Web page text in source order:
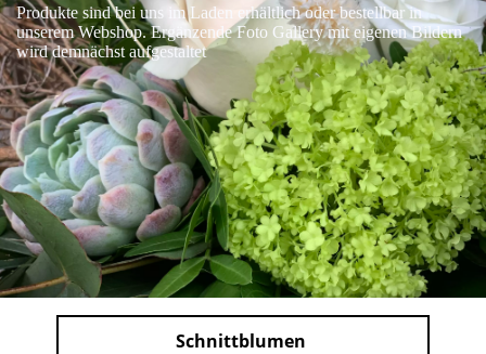
Produkte sind bei uns im Laden erhältlich oder bestellbar in
unserem Webshop. Ergänzende Foto Gallery mit eigenen Bildern
wird demnächst aufgestaltet
Schnittblumen